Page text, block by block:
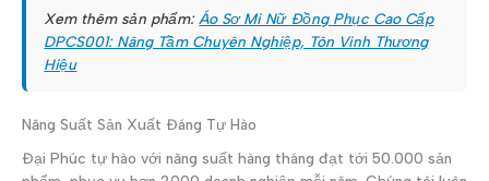
Xem thêm sản phẩm: Áo Sơ Mi Nữ Đồng Phục Cao Cấp
DPCS001: Nâng Tầm Chuyên Nghiệp, Tôn Vinh Thương
Hiệu
Năng Suất Sản Xuất Đáng Tự Hào
Đại Phúc tự hào với năng suất hàng tháng đạt tới 50.000 sản